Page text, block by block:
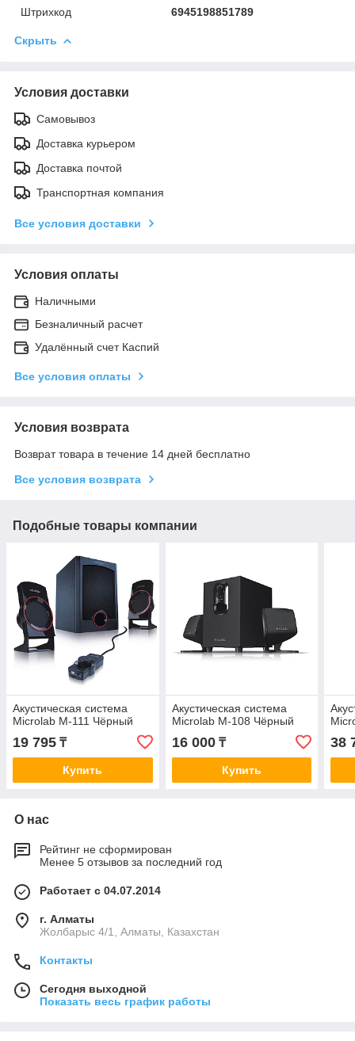
Штрихкод
6945198851789
Скрыть
Условия доставки
Самовывоз
Доставка курьером
Доставка почтой
Транспортная компания
Все условия доставки
Условия оплаты
Наличными
Безналичный расчет
Удалённый счет Каспий
Все условия оплаты
Условия возврата
Возврат товара в течение 14 дней бесплатно
Все условия возврата
Подобные товары компании
Акустическая система
Microlab M-111 Чёрный
19 795 ₸
Купить
Акустическая система
Microlab M-108 Чёрный
16 000₸
Купить
38
О нас
Рейтинг не сформирован
Менее 5 отзывов за последний год
Работает с 04.07.2014
г. Алматы
Жолбарыс 4/1, Алматы, Казахстан
Контакты
Сегодня выходной
Показать весь график работы